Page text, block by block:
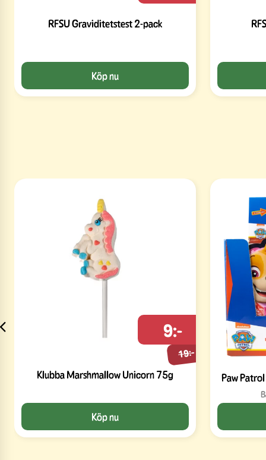
RFSU Graviditetstest 2-pack
Köp nu
Klubba Marshmallow Unicorn 75g
19:-
9:-
Köp nu
Paw